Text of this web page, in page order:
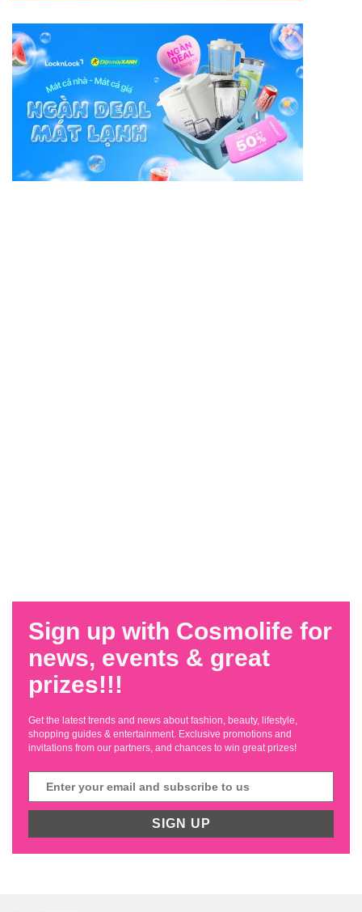
Sign up with Cosmolife for
news, events & great
prizes!!!
Get the latest trends and news about fashion, beauty, lifestyle,
shopping guides & entertainment. Exclusive promotions and
invitations from our partners, and chances to win great prizes!
SIGN UP